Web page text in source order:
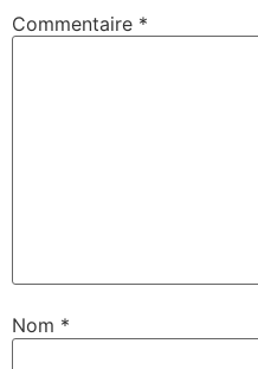
Commentaire *
Nom *